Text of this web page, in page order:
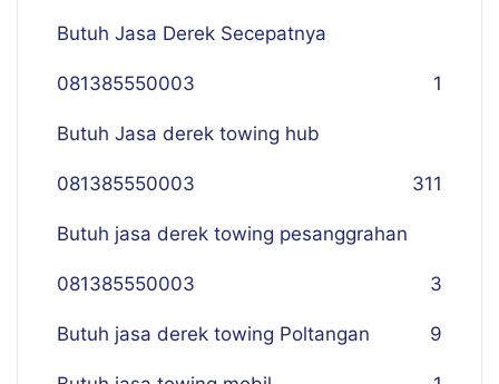
Butuh Jasa Derek Secepatnya
081385550003 1
Butuh Jasa derek towing hub
081385550003 311
Butuh jasa derek towing pesanggrahan
081385550003 3
Butuh jasa derek towing Poltangan 9